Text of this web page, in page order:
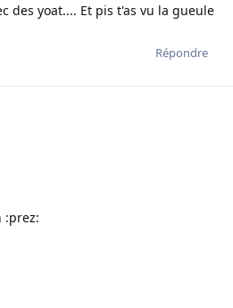
des yoat.... Et pis t'as vu la gueule
Répondre
:prez: